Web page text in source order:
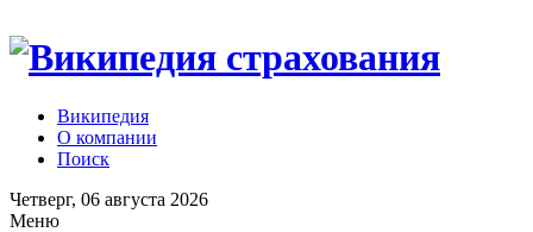
Википедия
О компании
Поиск
Четверг, 06 августа 2026
Меню